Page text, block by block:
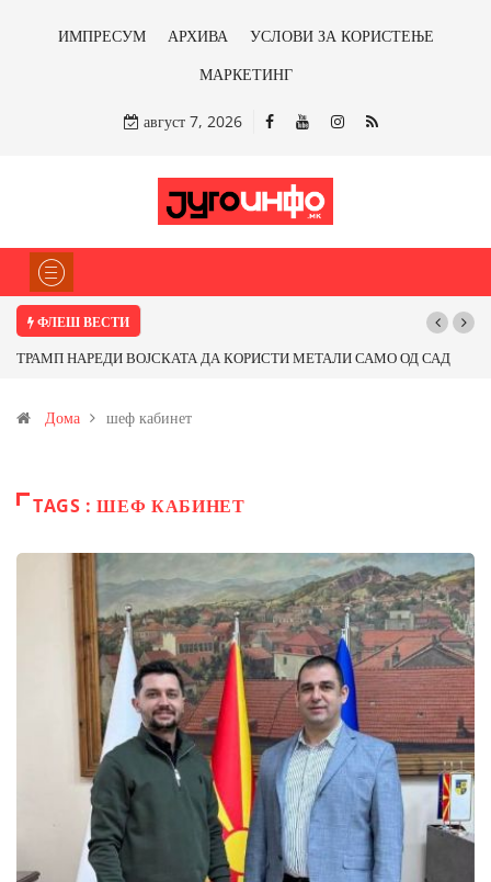
ИМПРЕСУМ АРХИВА
УСЛОВИ ЗА КОРИСТЕЊЕ
МАРКЕТИНГ
август 7, 2026
ФЛЕШ ВЕСТИ
ТРАМП НАРЕДИ ВОЈСКАТА ДА КОРИСТИ МЕТАЛИ САМО ОД САД
Иловица и со антимонот?
Дома шеф кабинет
TAGS : ШЕФ КАБИНЕТ